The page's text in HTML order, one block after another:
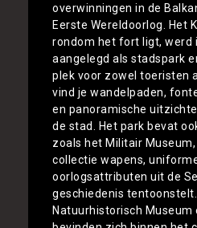
overwinningen in de
Eerste Wereldoorlog. Het
rondom het fort ligt, werd
aangelegd als stadspark
plek voor zowel toeristen
vind je wandelpaden,
en panoramische
de stad. Het park bevat
zoals het Militair
collectie wapens,
oorlogsattributen uit de
geschiedenis
Natuurhistorisch Museum